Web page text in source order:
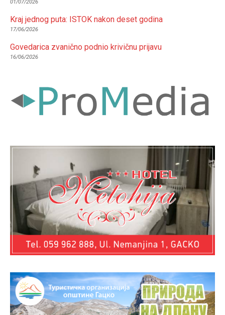
01/07/2026
Kraj jednog puta: ISTOK nakon deset godina
17/06/2026
Govedarica zvanično podnio krivičnu prijavu
16/06/2026